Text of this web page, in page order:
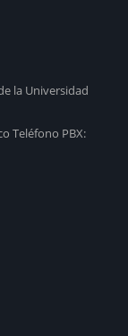
la Universidad
Teléfono PBX: